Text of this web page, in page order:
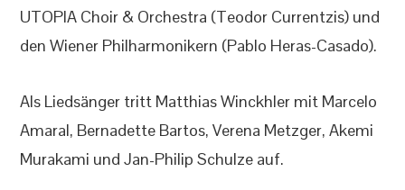
UTOPIA Choir & Orchestra (Teodor Currentzis) und
den Wiener Philharmonikern (Pablo Heras-Casado).
Als Liedsänger tritt Matthias Winckhler mit Marcelo
Amaral, Bernadette Bartos, Verena Metzger, Akemi
Murakami und Jan-Philip Schulze auf.